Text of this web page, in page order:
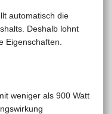
automatisch die
Deshalb lohnt
Eigenschaften.
weniger als 900 Watt